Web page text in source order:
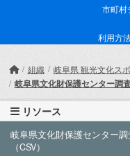
市町村
利用方
組織 岐阜県 観光文化ス
岐阜県文化財保護センター調
リソース
岐阜県文化財保護センター
（CSV）